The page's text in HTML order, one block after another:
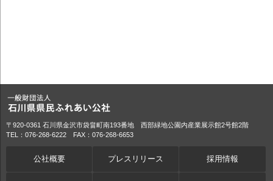
〒920-0361 石川県金沢市袋畠町南193番地 西部緑地公園内産業展示館2号館2階
TEL：076-268-6222 FAX：076-268-6653
公社概要 プレスリリース 採用情報